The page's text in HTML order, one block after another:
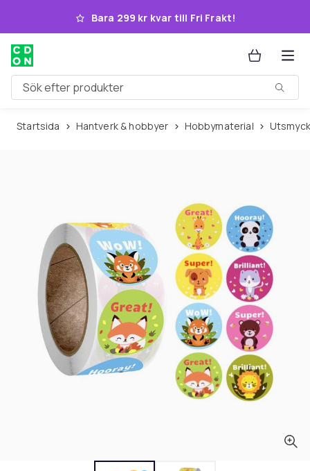
Hoppa till huvudinnehållet
Bara 299 kr kvar till Fri Frakt!
Sök efter produkter
Startsida Hantverk & hobbyer Hobbymaterial